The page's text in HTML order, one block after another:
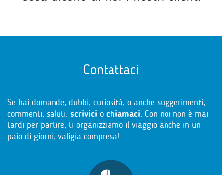
Contattaci
Se hai domande, dubbi, curiosità, o anche suggerimenti,
commenti, saluti, scrivici o chiamaci. Con noi non è mai
tardi per partire, ti organizziamo il viaggio anche in un
paio di giorni, valigia compresa!